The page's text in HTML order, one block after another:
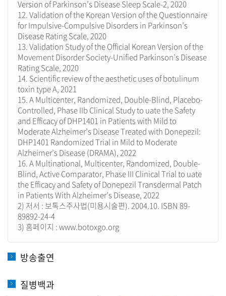
Version of Parkinson’s Disease Sleep Scale-2, 2020
12. Validation of the Korean Version of the Questionnaire
for Impulsive-Compulsive Disorders in Parkinson’s
Disease Rating Scale, 2020
13. Validation Study of the Official Korean Version of the
Movement Disorder Society-Unified Parkinson’s Disease
Rating Scale, 2020
14. Scientific review of the aesthetic uses of botulinum
toxin type A, 2021
15. A Multicenter, Randomized, Double-Blind, Placebo-
Controlled, Phase IIb Clinical Study to uate the Safety
and Efficacy of DHP1401 in Patients with Mild to
Moderate Alzheimer’s Disease Treated with Donepezil:
DHP1401 Randomized Trial in Mild to Moderate
Alzheimer’s Disease (DRAMA), 2022
16. A Multinational, Multicenter, Randomized, Double-
Blind, Active Comparator, Phase III Clinical Trial to uate
the Efficacy and Safety of Donepezil Transdermal Patch
in Patients With Alzheimer’s Disease, 2022
2) 저서 : 보톡스주사법(미용시술편). 2004.10. ISBN 89-
89892-24-4
3) 홈페이지 : www.botoxgo.org
방송출연
질병백과